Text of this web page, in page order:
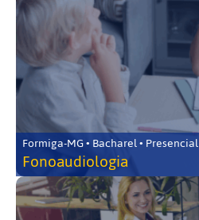
Formiga-MG • Bacharel • Presencial
Fonoaudiologia